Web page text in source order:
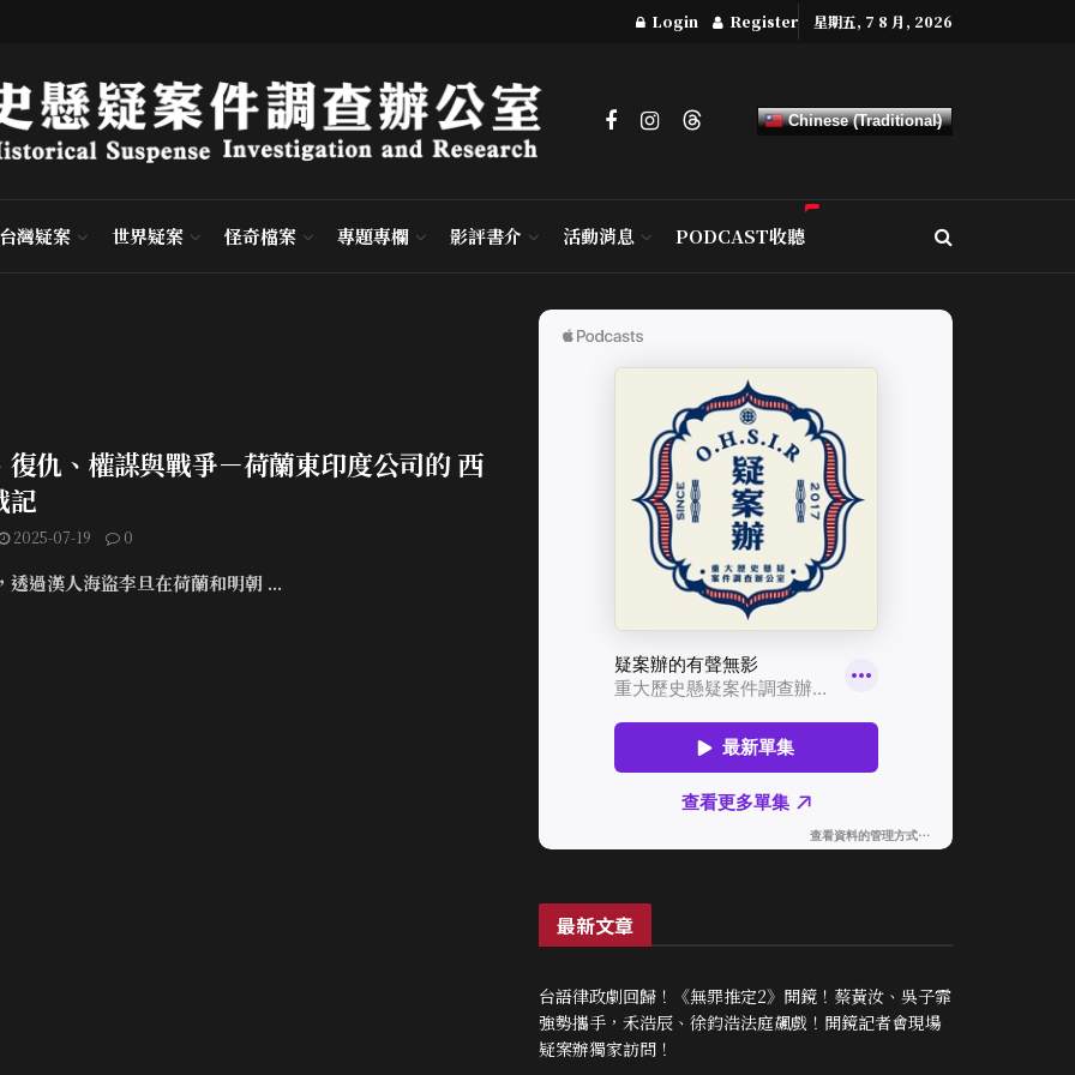
Login Register 星期五, 7 8 月, 2026
Chinese (Traditional)
灣疑案 世界疑案 怪奇檔案 專題專欄 影評書介 活動消息 PODCAST收聽
復仇、權謀與戰爭－荷蘭東印度公司的 西
記
2025-07-19 0
透過漢人海盜李旦在荷蘭和明朝 ...
最新文章
台語律政劇回歸！《無罪推定2》開鏡！蔡黃汝、吳子霏
強勢攜手，禾浩辰、徐鈞浩法庭飆戲！開鏡記者會現場
疑案辦獨家訪問！